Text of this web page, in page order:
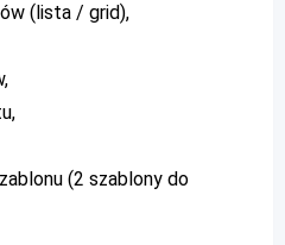
(lista / grid),
(2 szablony do